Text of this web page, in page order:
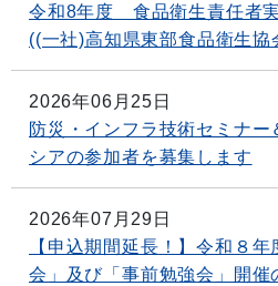
令和8年度 食品衛生責任者
((一社)高知県東部食品衛生協
2026年06月25日
防災・インフラ技術セミナ
シアの参加者を募集します
2026年07月29日
【申込期間延長！】令和８
会」及び「事前勉強会」開催